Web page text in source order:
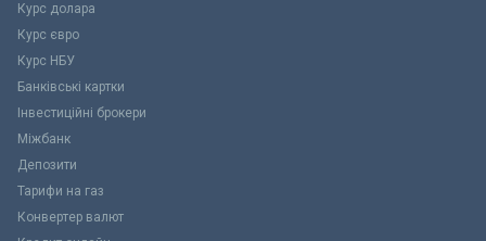
Курс долара
Курс євро
Курс НБУ
Банківські картки
Інвестиційні брокери
Міжбанк
Депозити
Тарифи на газ
Конвертер валют